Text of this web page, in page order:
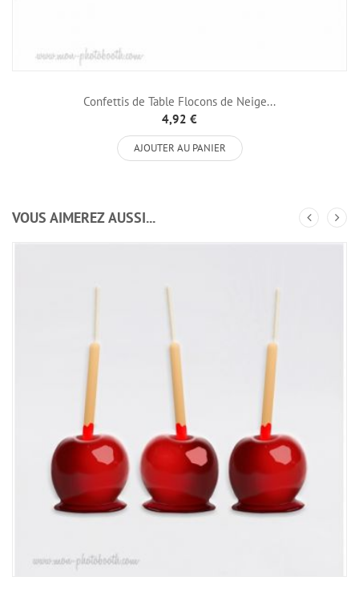
Confettis de Table Flocons de Neige...
4,92 €
AJOUTER AU PANIER
VOUS AIMEREZ AUSSI...